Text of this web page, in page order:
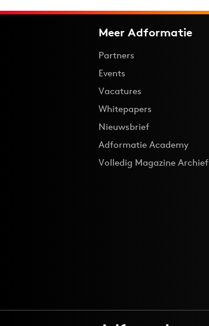
Meer Adformatie
Partners
Events
Vacatures
Whitepapers
Nieuwsbrief
Adformatie Academy
Volledig Magazine Archief